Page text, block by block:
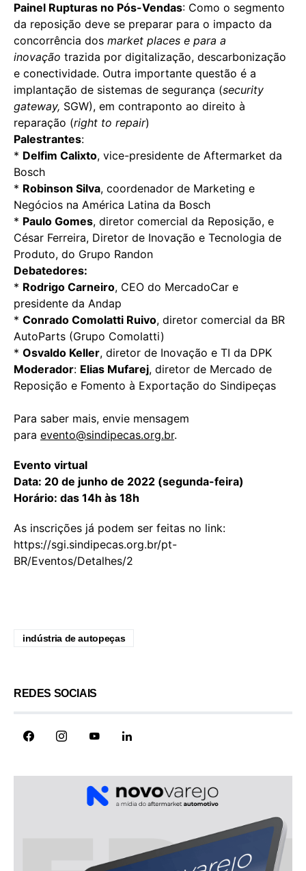
Painel Rupturas no Pós-Vendas: Como o segmento
da reposição deve se preparar para o impacto da
concorrência dos market places e para a
inovação trazida por digitalização, descarbonização
e conectividade. Outra importante questão é a
implantação de sistemas de segurança (security
gateway, SGW), em contraponto ao direito à
reparação (right to repair)
Palestrantes:
* Delfim Calixto, vice-presidente de Aftermarket da
Bosch
* Robinson Silva, coordenador de Marketing e
Negócios na América Latina da Bosch
* Paulo Gomes, diretor comercial da Reposição, e
César Ferreira, Diretor de Inovação e Tecnologia de
Produto, do Grupo Randon
Debatedores:
* Rodrigo Carneiro, CEO do MercadoCar e
presidente da Andap
* Conrado Comolatti Ruivo, diretor comercial da BR
AutoParts (Grupo Comolatti)
* Osvaldo Keller, diretor de Inovação e TI da DPK
Moderador: Elias Mufarej, diretor de Mercado de
Reposição e Fomento à Exportação do Sindipeças
Para saber mais, envie mensagem
para evento@sindipecas.org.br.
Evento virtual
Data: 20 de junho de 2022 (segunda-feira)
Horário: das 14h às 18h
As inscrições já podem ser feitas no link:
https://sgi.sindipecas.org.br/pt-
BR/Eventos/Detalhes/2
indústria de autopeças
REDES SOCIAIS